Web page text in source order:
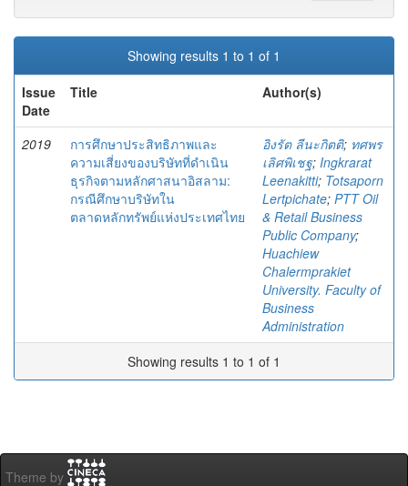
Showing results 1 to 1 of 1
Issue
Date
Title Author(s)
2019
การศึกษาประสิทธิภาพและ
ความเสี่ยงของบริษัทที่ดำเนิน
ธุรกิจตามหลักศาสนาอิสลาม:
กรณีศึกษาบริษัทใน
ตลาดหลักทรัพย์แห่งประเทศไทย
อิงรัต ลีนะกิตติ; ทศพร
เลิศพิเชฐ; Ingkrarat
Leenakitti; Totsaporn
Lertpichate; PTT Oil
& Retail Business
Public Company;
Huachiew
Chalermprakiet
University. Faculty of
Business
Administration
Showing results 1 to 1 of 1
Theme by